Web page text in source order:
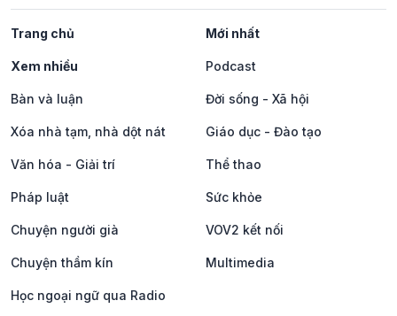
Trang chủ Mới nhất
Xem nhiều Podcast
Bàn và luận Đời sống - Xã hội
Xóa nhà tạm, nhà dột nát Giáo dục - Đào tạo
Văn hóa - Giải trí Thể thao
Pháp luật Sức khỏe
Chuyện người già VOV2 kết nối
Chuyện thầm kín Multimedia
Học ngoại ngữ qua Radio